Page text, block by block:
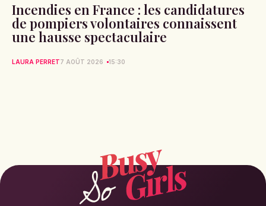
Incendies en France : les candidatures
de pompiers volontaires connaissent
une hausse spectaculaire
LAURA PERRET7 AOÛT 2026 15:30